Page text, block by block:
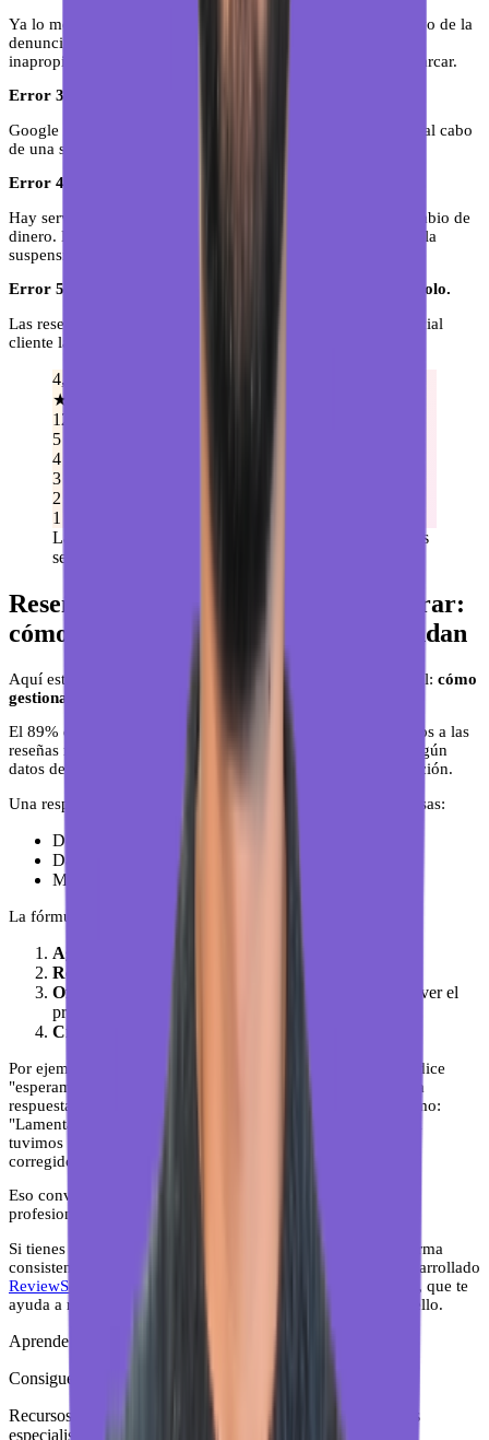
Ya lo mencioné antes, pero merece su propio punto. El motivo de la
denuncia importa. "Spam" no es lo mismo que "contenido
inapropiado". Analiza bien qué política incumple antes de marcar.
Error 3: no hacer seguimiento.
Google no te avisa del resultado. Si no revisas manualmente al cabo
de una semana, no sabrás si la eliminaron o no.
Error 4: intentar "comprar" la eliminación de reseñas.
Hay servicios que prometen eliminar reseñas negativas a cambio de
dinero. Esto viola las políticas de Google y puede derivar en la
suspensión de tu ficha. No lo hagas.
Error 5: ignorar el problema esperando que se solucione solo.
Las reseñas no desaparecen solas. Y mientras tanto, tu potencial
cliente las está leyendo.
4,9
★
127 reseñas
5
4
3
2
1
Las reseñas recientes y bien gestionadas son una de las
señales locales más potentes.
Reseñas negativas que no puedes borrar:
cómo gestionarlas para que no te hundan
Aquí está la parte que más impacto tiene en tu reputación real: cómo
gestionas las reseñas que no puedes eliminar.
El 89% de los consumidores lee las respuestas de los negocios a las
reseñas negativas antes de tomar una decisión de compra, según
datos de BrightLocal. No responder es, de hecho, la peor opción.
Una respuesta bien hecha a una reseña negativa hace tres cosas:
Demuestra que te importa la experiencia del cliente.
Da tu versión de los hechos sin entrar en conflicto.
Muestra a futuros clientes que eres un negocio serio.
La fórmula es simple:
Agradece
Reconoce
Ofrece una solución
o una vía de contacto para resolver el
problema offline.
Cierra
Por ejemplo: el Restaurante La Brasa recibe una reseña que dice
"esperamos 40 minutos para que nos atendieran". Una buena
respuesta no niega el hecho ni ataca al cliente. Dice algo como:
"Lamentamos que tu visita no fuera como esperabas. Ese día
tuvimos una situación puntual con el servicio que ya hemos
corregido. Nos gustaría que nos dieras otra oportunidad."
Eso convierte una reseña negativa en una demostración de
profesionalidad.
Si tienes muchas reseñas que gestionar, hacerlo bien y de forma
consistente es complicado. Por eso en local brain hemos desarrollado
ReviewSense, nuestra IA para gestionar y responder reseñas
, que te
ayuda a responder con el tono correcto sin perder horas en ello.
Aprende SEO local
Consigue
de tu ciudad
Recursos, entrevistas y guías 100% gratuitas de los mayores
especialistas en SEO para negocios locales.